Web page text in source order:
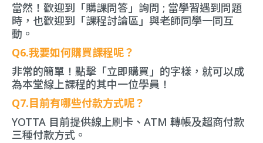
當然！歡迎到「購課問答 」詢問 ; 當學習遇到問題
時，也歡迎到「課程討論區 」與老師同學一同互
動。
Q6.我要如何購買課程呢？
非常的簡單！點擊「立即購買」的字樣，就可以成
為本堂線上課程的其中一位學員！
Q7.目前有哪些付款方式呢？
YOTTA 目前提供線上刷卡、ATM 轉帳及超商付款
三種付款方式。